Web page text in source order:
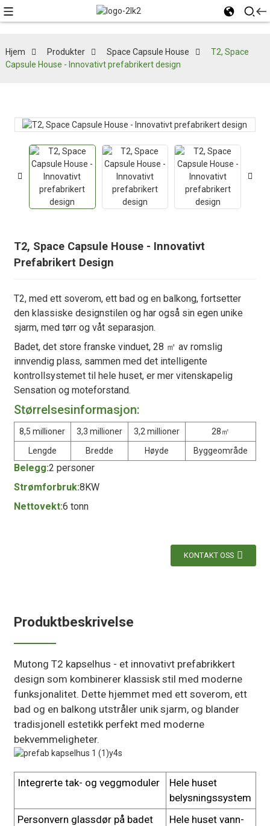
Hjem Produkter Space Capsule House
T2, Space
Capsule House - Innovativt prefabrikert design
T2, Space Capsule House - Innovativt
Prefabrikert Design
T2, med ett soverom, ett bad og en balkong, fortsetter
den klassiske designstilen og har også sin egen unike
sjarm, med tørr og våt separasjon.
Badet, det store franske vinduet, 28 ㎡ av romslig
innvendig plass, sammen med det intelligente
kontrollsystemet til hele huset, er mer vitenskapelig
Sensation og moteforstand.
Størrelsesinformasjon:
8,5 millioner 3,3 millioner 3,2 millioner
28㎡
Lengde
Bredde Høyde Byggeområde
Belegg:2 personer
Strømforbruk:8KW
Nettovekt:6 tonn
KONTAKT OSS
Produktbeskrivelse
Mutong T2 kapselhus - et innovativt prefabrikkert
design som kombinerer klassisk stil med moderne
funksjonalitet. Dette hjemmet med ett soverom, ett
bad og en balkong utstråler unik sjarm, og blander
tradisjonell estetikk perfekt med moderne
bekvemmeligheter.
Integrerte tak- og veggmoduler
Hele huset
belysningssystem
Personvern glassdør på badet
Hele huset vann-